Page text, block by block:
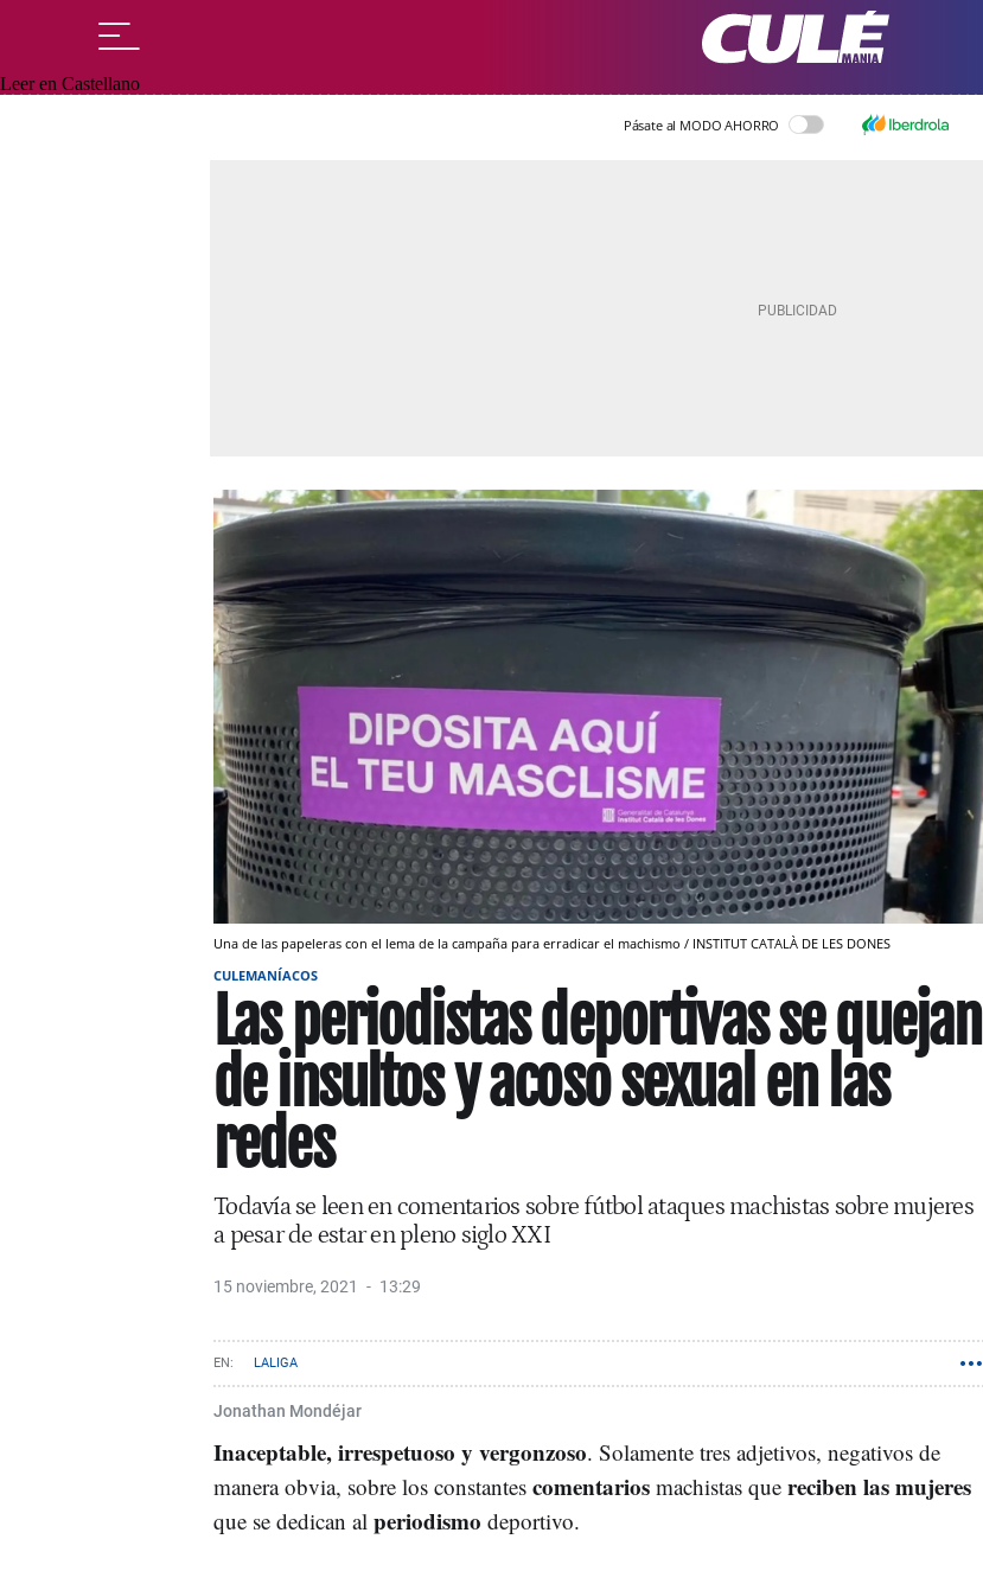
Leer en Castellano
Pásate al MODO AHORRO
Una de las papeleras con el lema de la campaña para erradicar el machismo / INSTITUT CATALÀ DE LES DONES
CULEMANÍACOS
Las periodistas deportivas se quejan
de insultos y acoso sexual en las
redes
Todavía se leen en comentarios sobre fútbol ataques machistas sobre mujeres
a pesar de estar en pleno siglo XXI
15 noviembre, 2021 13:29
LALIGA
Jonathan Mondéjar
Inaceptable, irrespetuoso y vergonzoso. Solamente tres adjetivos, negativos de
manera obvia, sobre los constantes comentarios machistas que reciben las mujeres
que se dedican al periodismo deportivo.